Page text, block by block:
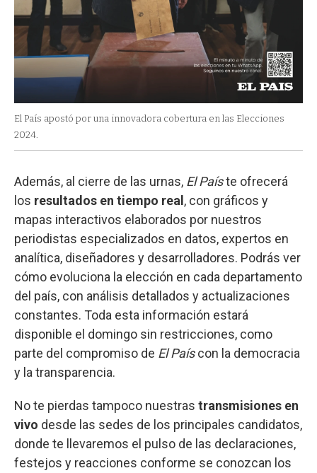
El País apostó por una innovadora cobertura en las Elecciones
2024.
Además, al cierre de las urnas, El Paíste ofrecerá
los resultados en tiempo real , con gráficos y
mapas interactivos elaborados por nuestros
periodistas especializados en datos, expertos en
analítica, diseñadores y desarrolladores. Podrás ver
cómo evoluciona la elección en cada departamento
del país, con análisis detallados y actualizaciones
constantes. Toda esta información estará
disponible el domingo sin restricciones, como
parte del compromiso de El Paíscon la democracia
y la transparencia.
No te pierdas tampoco nuestras transmisiones en
vivo desde las sedes de los principales candidatos,
donde te llevaremos el pulso de las declaraciones,
festejos y reacciones conforme se conozcan los